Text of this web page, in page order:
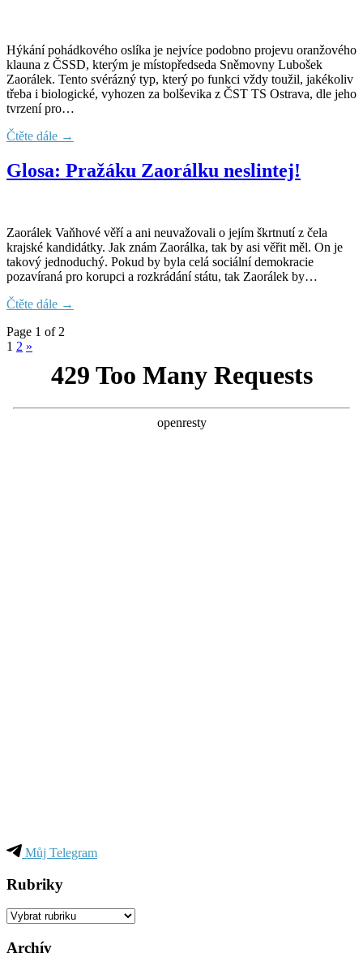
Hýkání pohádkového oslíka je nejvíce podobno projevu oranžového
klauna z ČSSD, kterým je místopředseda Sněmovny Lubošek
Zaorálek. Tento svérázný typ, který po funkci vždy toužil, jakékoliv
třeba i biologické, vyhozen za bolševika z ČST TS Ostrava, dle jeho
tvrzení pro…
Čtěte dále →
Glosa: Pražáku Zaorálku neslintej!
Zaorálek Vaňhové věří a ani neuvažovali o jejím škrtnutí z čela
krajské kandidátky. Jak znám Zaorálka, tak by asi věřit měl. On je
takový jednoduchý. Pokud by byla celá sociální demokracie
pozavíraná pro korupci a rozkrádání státu, tak Zaorálek by…
Čtěte dále →
Page 1 of 2
1 2 »
Můj Telegram
Rubriky
Rubriky
Archív